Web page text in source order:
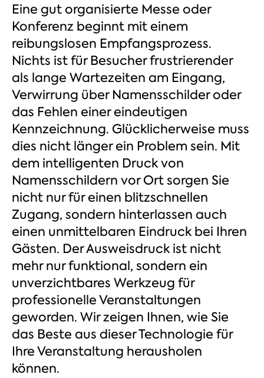
Eine gut organisierte Messe oder
Konferenz beginnt mit einem
reibungslosen Empfangsprozess.
Nichts ist für Besucher frustrierender
als lange Wartezeiten am Eingang,
Verwirrung über Namensschilder oder
das Fehlen einer eindeutigen
Kennzeichnung. Glücklicherweise muss
dies nicht länger ein Problem sein. Mit
dem intelligenten Druck von
Namensschildern vor Ort sorgen Sie
nicht nur für einen blitzschnellen
Zugang, sondern hinterlassen auch
einen unmittelbaren Eindruck bei Ihren
Gästen. Der Ausweisdruck ist nicht
mehr nur funktional, sondern ein
unverzichtbares Werkzeug für
professionelle Veranstaltungen
geworden. Wir zeigen Ihnen, wie Sie
das Beste aus dieser Technologie für
Ihre Veranstaltung herausholen
können.